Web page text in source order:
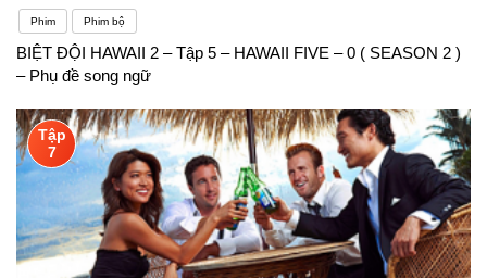
Phim Phim bộ
BIỆT ĐỘI HAWAII 2 – Tập 5 – HAWAII FIVE – 0 ( SEASON 2 )
– Phụ đề song ngữ
Tập
7